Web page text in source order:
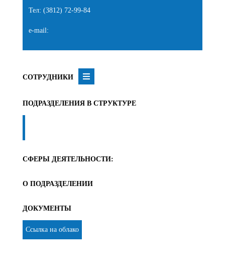
Тел: (3812) 72-99-84
e-mail:
СОТРУДНИКИ
ПОДРАЗДЕЛЕНИЯ В СТРУКТУРЕ
СФЕРЫ ДЕЯТЕЛЬНОСТИ:
О ПОДРАЗДЕЛЕНИИ
ДОКУМЕНТЫ
Ссылка на облако